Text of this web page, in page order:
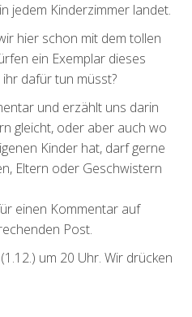
jedem Kinderzimmer landet.
hier schon mit dem tollen
ein Exemplar dieses
dafür tun müsst?
und erzählt uns darin
gleicht, oder aber auch wo
Kinder hat, darf gerne
Eltern oder Geschwistern
einen Kommentar auf
Post.
um 20 Uhr. Wir drücken